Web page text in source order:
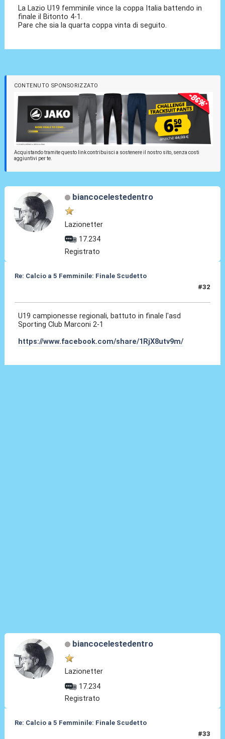
La Lazio U19 femminile vince la coppa Italia battendo in
finale il Bitonto 4-1.
Pare che sia la quarta coppa vinta di seguito.
CONTENUTO SPONSORIZZATO
Acquistando tramite questo link contribuisci a sostenere il nostro sito, senza costi
aggiuntivi per te.
biancocelestedentro
Lazionetter
17.234
Registrato
Re: Calcio a 5 Femminile: Finale Scudetto
#32
U19 campionesse regionali, battuto in finale l'asd
Sporting Club Marconi 2-1
https://www.facebook.com/share/1RjX8utv9m/
biancocelestedentro
Lazionetter
17.234
Registrato
Re: Calcio a 5 Femminile: Finale Scudetto
#33